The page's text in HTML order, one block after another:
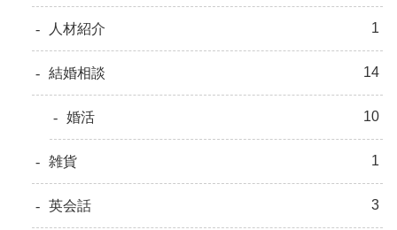
人材紹介 1
結婚相談 14
婚活 10
雑貨 1
英会話 3